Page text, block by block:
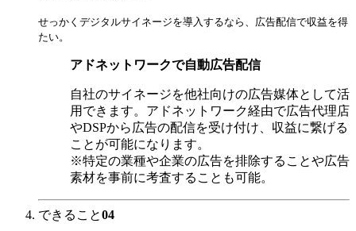
せっかくデジタルサイネージを導入するなら、広告配信で収益を得
たい。
アドネットワークで自動広告配信
自社のサイネージを他社向けの広告媒体として活
用できます。アドネットワーク経由で広告代理店
やDSPから広告の配信を受け付け、収益に繋げる
ことが可能になります。
※特定の業種や企業の広告を排除することや広告
素材を事前に考査することも可能。
できること04